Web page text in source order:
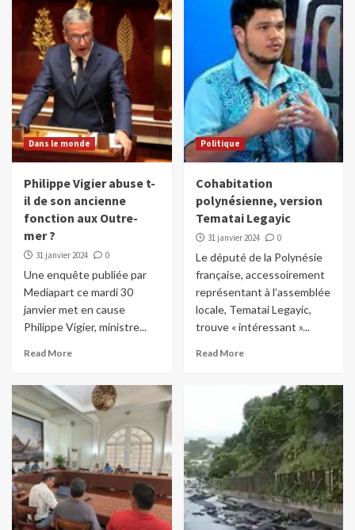
Dans le monde
Philippe Vigier abuse t-
il de son ancienne
fonction aux Outre-
mer ?
31 janvier 2024 0
Une enquête publiée par
Mediapart ce mardi 30
janvier met en cause
Philippe Vigier, ministre...
Read More
Politique
Cohabitation
polynésienne, version
Tematai Legayic
31 janvier 2024 0
Le député de la Polynésie
française, accessoirement
représentant à l’assemblée
locale, Tematai Legayic,
trouve « intéressant »...
Read More